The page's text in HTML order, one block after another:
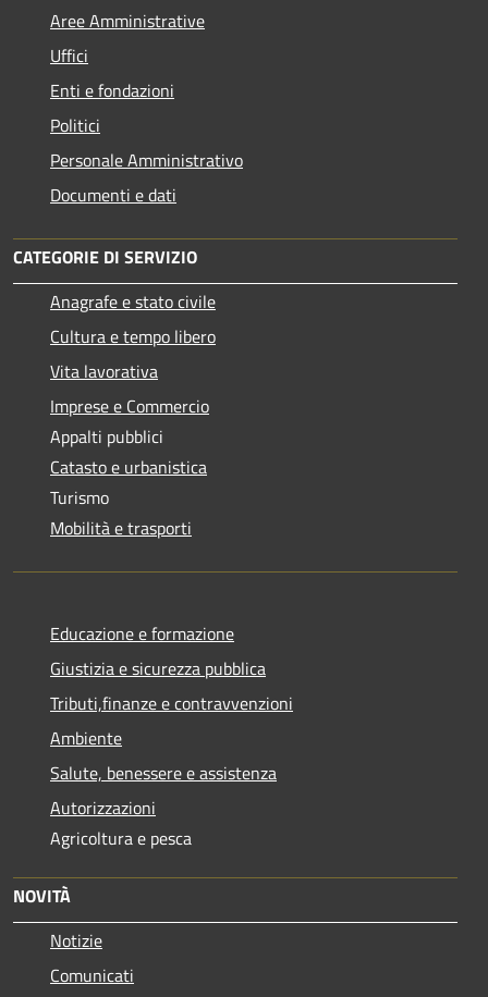
Aree Amministrative
Uffici
Enti e fondazioni
Politici
Personale Amministrativo
Documenti e dati
CATEGORIE DI SERVIZIO
Anagrafe e stato civile
Cultura e tempo libero
Vita lavorativa
Imprese e Commercio
Appalti pubblici
Catasto e urbanistica
Turismo
Mobilità e trasporti
Educazione e formazione
Giustizia e sicurezza pubblica
Tributi,finanze e contravvenzioni
Ambiente
Salute, benessere e assistenza
Autorizzazioni
Agricoltura e pesca
NOVITÀ
Notizie
Comunicati